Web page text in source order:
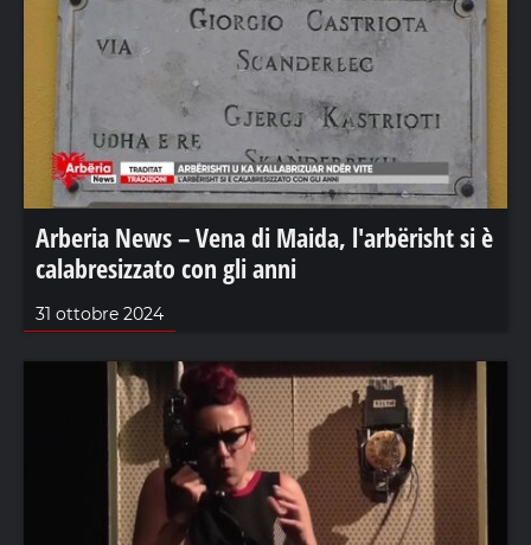
Arberia News – Vena di Maida, l'arbërisht si è
calabresizzato con gli anni
31 ottobre 2024